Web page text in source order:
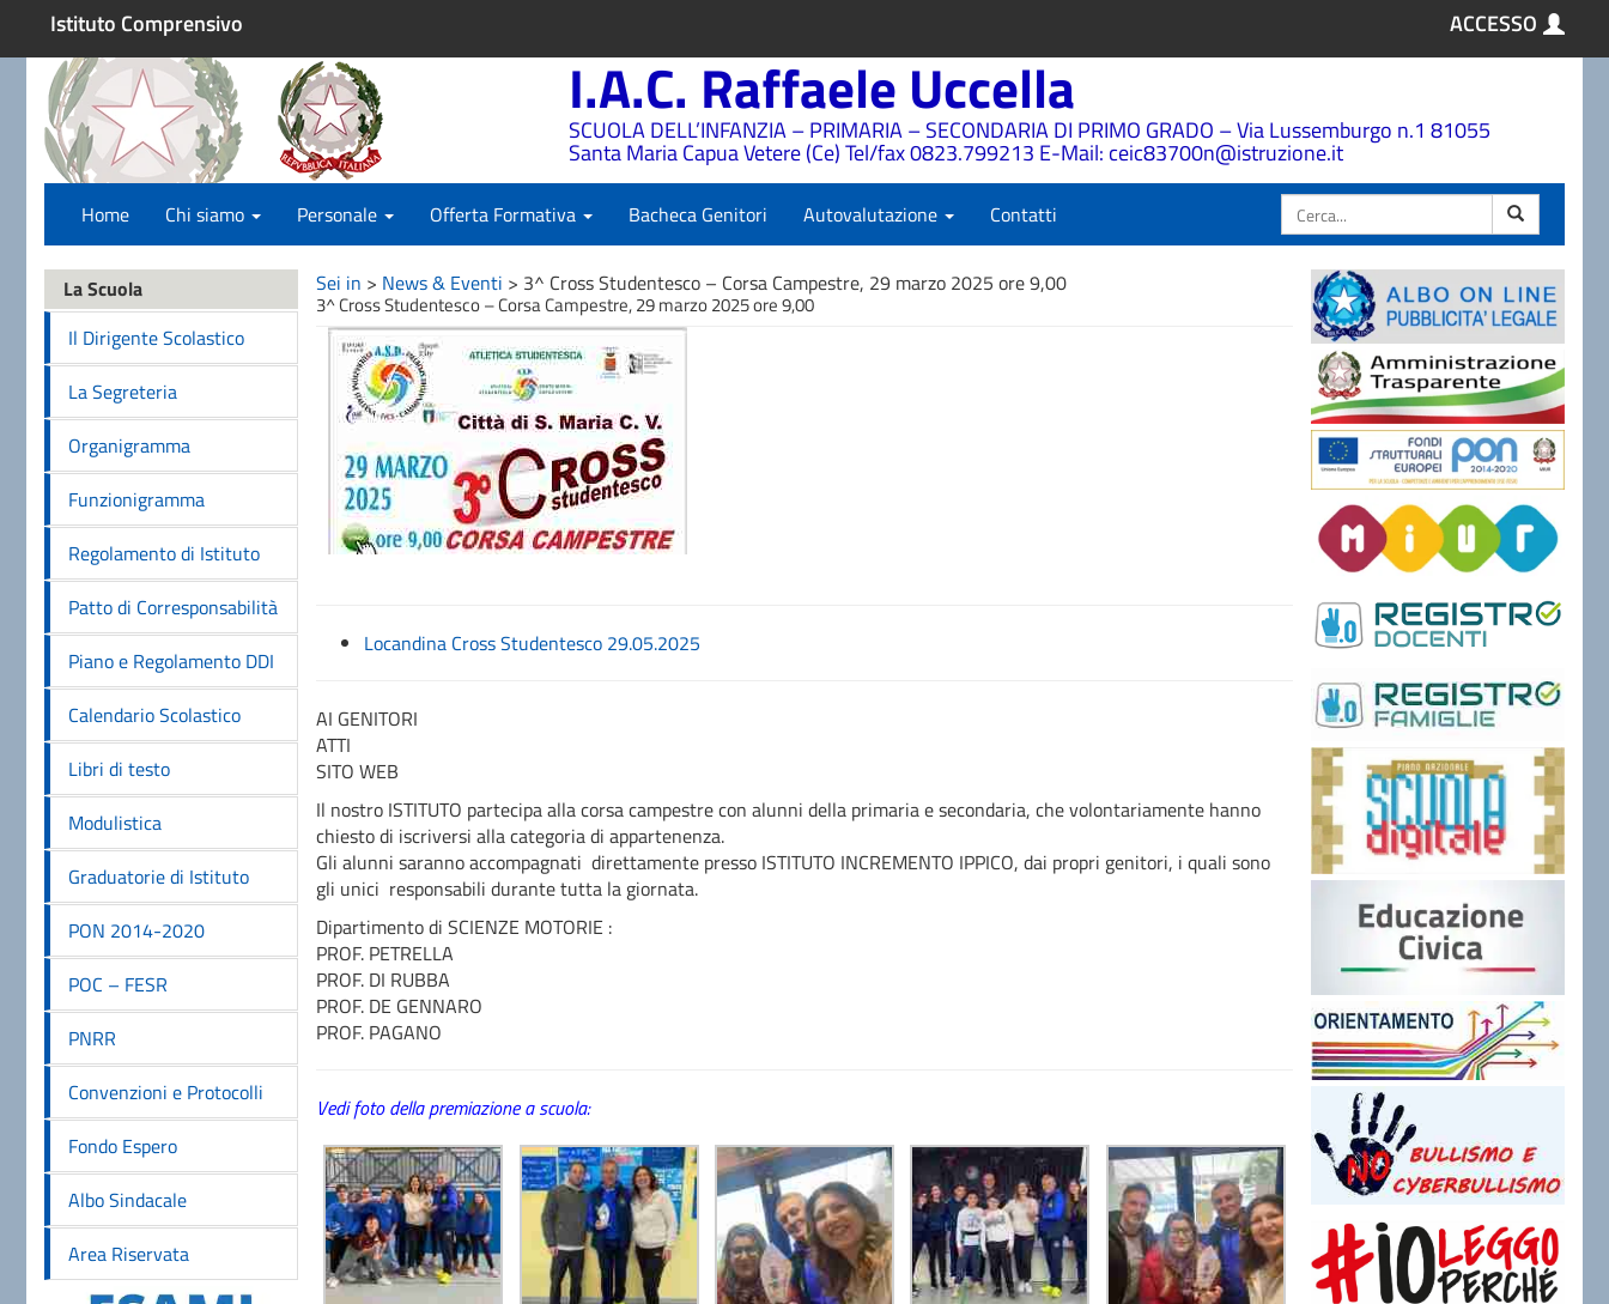
Istituto Comprensivo ACCESSO
I.A.C. Raffaele Uccella
SCUOLA DELL’INFANZIA – PRIMARIA – SECONDARIA DI PRIMO GRADO – Via Lussemburgo n.1 81055
Santa Maria Capua Vetere (Ce) Tel/fax 0823.799213 E-Mail: ceic83700n@istruzione.it
Cerca
Home Chi siamo Personale Offerta Formativa Bacheca Genitori Autovalutazione Contatti
La Scuola
Il Dirigente Scolastico
La Segreteria
Organigramma
Funzionigramma
Regolamento di Istituto
Patto di Corresponsabilità
Piano e Regolamento DDI
Calendario Scolastico
Libri di testo
Modulistica
Graduatorie di Istituto
PON 2014-2020
POC – FESR
PNRR
Convenzioni e Protocolli
Fondo Espero
Albo Sindacale
Area Riservata
Sei in > News & Eventi > 3^ Cross Studentesco – Corsa Campestre, 29 marzo 2025 ore 9,00
3^ Cross Studentesco – Corsa Campestre, 29 marzo 2025 ore 9,00
Locandina Cross Studentesco 29.05.2025
AI GENITORI
ATTI
SITO WEB
Il nostro ISTITUTO partecipa alla corsa campestre con alunni della primaria e secondaria, che volontariamente hanno
chiesto di iscriversi alla categoria di appartenenza.
Gli alunni saranno accompagnati direttamente presso ISTITUTO INCREMENTO IPPICO, dai propri genitori, i quali sono
gli unici responsabili durante tutta la giornata.
Dipartimento di SCIENZE MOTORIE :
PROF. PETRELLA
PROF. DI RUBBA
PROF. DE GENNARO
PROF. PAGANO
Vedi foto della premiazione a scuola: